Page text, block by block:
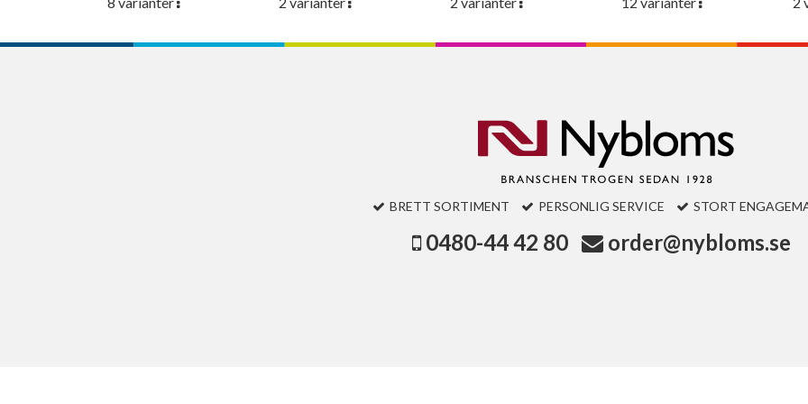
BRETT SORTIMENT PERSONLIG SERVICE STORT
0480-44 42 80 order@nybloms.se